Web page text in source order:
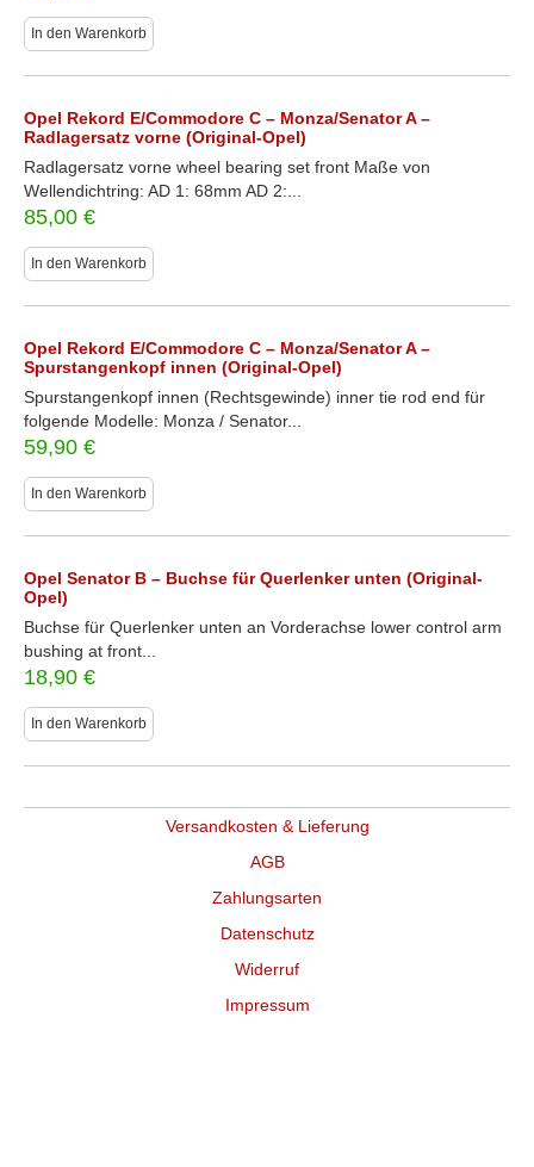
In den Warenkorb
Opel Rekord E/Commodore C – Monza/Senator A –
Radlagersatz vorne (Original-Opel)
Radlagersatz vorne wheel bearing set front Maße von
Wellendichtring: AD 1: 68mm AD 2:...
85,00 €
In den Warenkorb
Opel Rekord E/Commodore C – Monza/Senator A –
Spurstangenkopf innen (Original-Opel)
Spurstangenkopf innen (Rechtsgewinde) inner tie rod end für
folgende Modelle: Monza / Senator...
59,90 €
In den Warenkorb
Opel Senator B – Buchse für Querlenker unten (Original-
Opel)
Buchse für Querlenker unten an Vorderachse lower control arm
bushing at front...
18,90 €
In den Warenkorb
Versandkosten & Lieferung
AGB
Zahlungsarten
Datenschutz
Widerruf
Impressum